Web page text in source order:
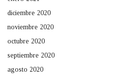
diciembre 2020
noviembre 2020
octubre 2020
septiembre 2020
agosto 2020